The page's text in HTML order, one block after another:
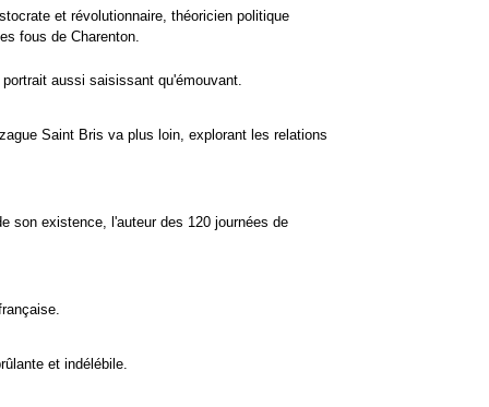
et révolutionnaire, théoricien politique
fous de Charenton.
aussi saisissant qu'émouvant.
Saint Bris va plus loin, explorant les relations
son existence, l'auteur des 120 journées de
et indélébile.